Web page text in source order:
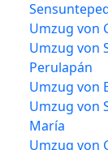
Umzug von
Umzug von
Perulapán
Umzug von
Umzug von
María
Umzug von